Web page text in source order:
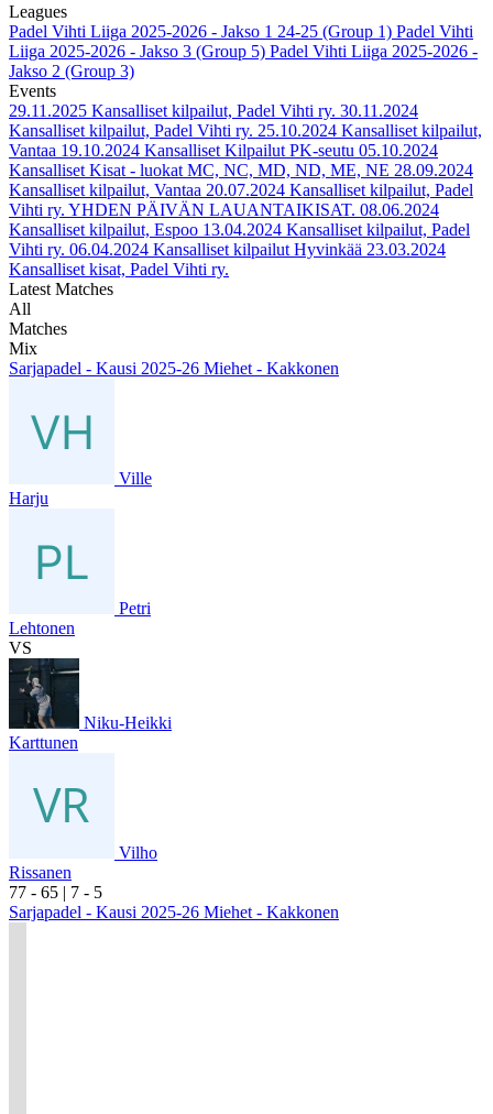
Leagues
Padel Vihti Liiga 2025-2026 - Jakso 1 24-25 (Group 1) Padel Vihti
Liiga 2025-2026 - Jakso 3 (Group 5) Padel Vihti Liiga 2025-2026 -
Jakso 2 (Group 3)
Events
29.11.2025 Kansalliset kilpailut, Padel Vihti ry. 30.11.2024
Kansalliset kilpailut, Padel Vihti ry. 25.10.2024 Kansalliset kilpailut,
Vantaa 19.10.2024 Kansalliset Kilpailut PK-seutu 05.10.2024
Kansalliset Kisat - luokat MC, NC, MD, ND, ME, NE 28.09.2024
Kansalliset kilpailut, Vantaa 20.07.2024 Kansalliset kilpailut, Padel
Vihti ry. YHDEN PÄIVÄN LAUANTAIKISAT. 08.06.2024
Kansalliset kilpailut, Espoo 13.04.2024 Kansalliset kilpailut, Padel
Vihti ry. 06.04.2024 Kansalliset kilpailut Hyvinkää 23.03.2024
Kansalliset kisat, Padel Vihti ry.
Latest Matches
All
Matches
Mix
Sarjapadel - Kausi 2025-26 Miehet - Kakkonen
Ville
Harju
Petri
Lehtonen
VS
Niku-Heikki
Karttunen
Vilho
Rissanen
77 - 65 | 7 - 5
Sarjapadel - Kausi 2025-26 Miehet - Kakkonen